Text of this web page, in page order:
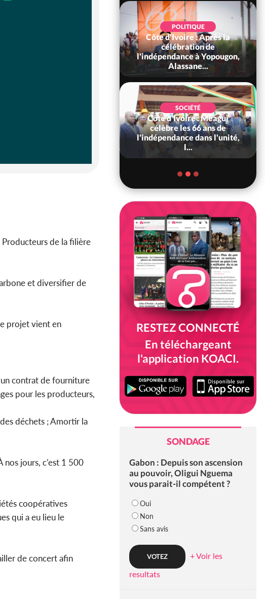
de la filière
et diversifier de
projet vient en
contrat de fourniture
pour les producteurs,
déchets ; Amortir la
nos jours, c’est 1 500
coopératives
qui a eu lieu le
de concert afin
POLITIQUE
Côte d'Ivoire : Après la
célébration de
l'indépendance à Yopougon,
Alassane...
SOCIÉTÉ
Côte d'Ivoire : Méagui
célèbre les 66 ans de
l'indépendance dans l'unité,
l...
RESTEZ CONNECTÉ
En téléchargeant
l'application KOACI.
SONDAGE
Gabon : Depuis son ascension
au pouvoir, Oligui Nguema
vous parait-il compétent ?
Oui
Non
Sans avis
+ Voir les
resultats